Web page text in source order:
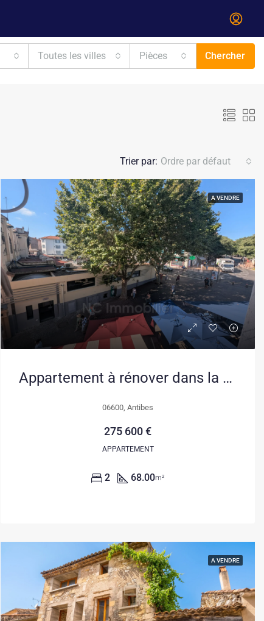
Toutes les villes Pièces Chercher
Trier par: Ordre par défaut
A VENDRE
Appartement à rénover dans la vieille ville d’Antibes avec fort potentiel
06600, Antibes
275 600 €
APPARTEMENT
2 68.00m²
A VENDRE